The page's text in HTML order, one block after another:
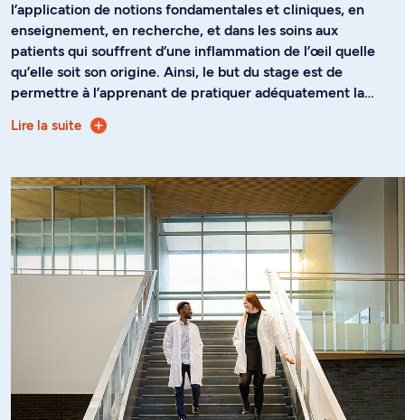
l’application de notions fondamentales et cliniques, en
enseignement, en recherche, et dans les soins aux
patients qui souffrent d’une inflammation de l’œil quelle
qu’elle soit son origine. Ainsi, le but du stage est de
permettre à l’apprenant de pratiquer adéquatement la
surspécialité de l’uvéite au terme de sa formation.
Un spécialiste en uvéite est un médecin spécialisé en
diagnostiquent les maladies inflammatoires de l’œil grâce
à un questionnaire approfondi ainsi qu’un examen oculaire
détaillé à l'aide d'équipements et de tests hautement
techniques. Ils travaillent dans les hôpitaux traitant une
grande variété d'affections oculaires chez les adultes et
les enfants. Les spécialistes de l’uvéite doivent procéder à
une investigation systémique poussée de façon à
identifier lorsque présentes les atteintes systémiques
associées aux maladies inflammatoires oculaires.
Lire la suite